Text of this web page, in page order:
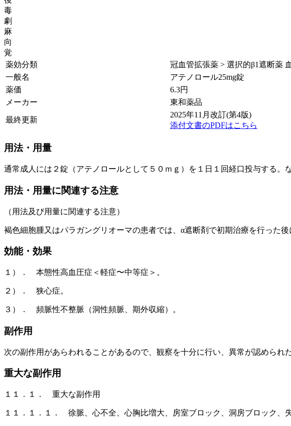
毒
劇
麻
向
覚
薬効分類
冠血管拡張薬 > 選択的β1遮断薬
一般名
アテノロール25mg錠
薬価
6.3円
メーカー
東和薬品
最終更新
2025年11月改訂(第4版)
添付文書のPDFはこちら
用法・用量
通常成人には２錠（アテノロールとして５０ｍｇ）を１日１回経口投与する
用法・用量に関連する注意
（用法及び用量に関連する注意）
褐色細胞腫又はパラガングリオーマの患者では、α遮断剤で初期治療を行った
効能・効果
１）． 本態性高血圧症＜軽症〜中等症＞。
２）． 狭心症。
３）． 頻脈性不整脈（洞性頻脈、期外収縮）。
副作用
次の副作用があらわれることがあるので、観察を十分に行い、異常が認められ
重大な副作用
１１．１． 重大な副作用
１１．１．１． 徐脈、心不全、心胸比増大、房室ブロック、洞房ブロック、